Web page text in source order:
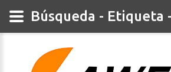
Búsqueda - Etiqueta